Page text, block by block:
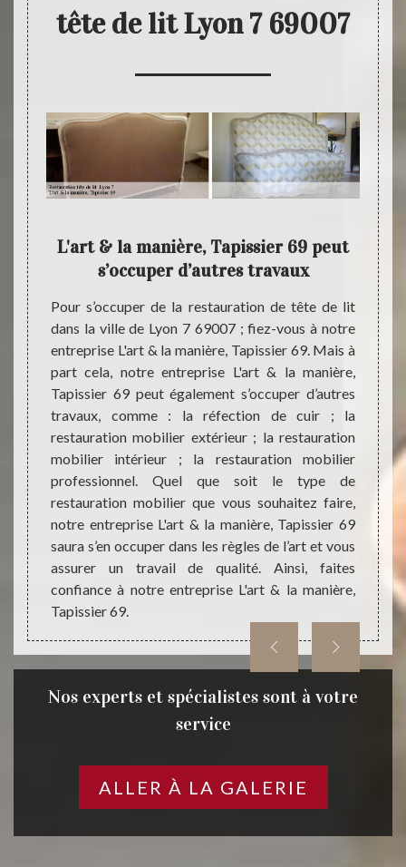
tête de lit Lyon 7 69007
& la
un
à
que
69
bon
à
lit
et
L'art & la manière, Tapissier 69 peut
s’occuper d’autres travaux
Pour s’occuper de la restauration de tête de lit
dans la ville de Lyon 7 69007 ; fiez-vous à notre
entreprise L'art & la manière, Tapissier 69. Mais à
part cela, notre entreprise L'art & la manière,
Tapissier 69 peut également s’occuper d’autres
travaux, comme : la réfection de cuir ; la
restauration mobilier extérieur ; la restauration
mobilier intérieur ; la restauration mobilier
professionnel. Quel que soit le type de
restauration mobilier que vous souhaitez faire,
notre entreprise L'art & la manière, Tapissier 69
saura s’en occuper dans les règles de l’art et vous
assurer un travail de qualité. Ainsi, faites
confiance à notre entreprise L'art & la manière,
Tapissier 69.
L'art
de
aux
et
dans
Nos experts et spécialistes sont à votre
service
ALLER À LA GALERIE